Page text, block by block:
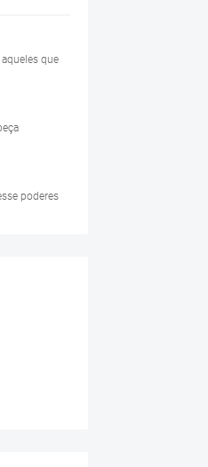
que
poderes